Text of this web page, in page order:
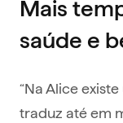
Mais
saúde e
“Na Alice
traduz até em